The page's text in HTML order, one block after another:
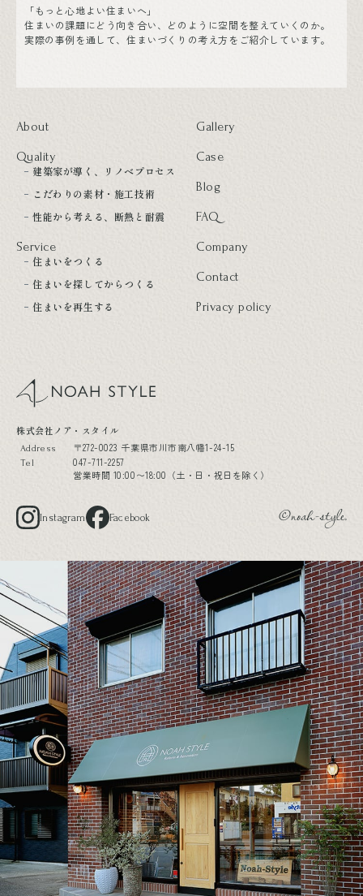
「もっと心地よい住まいへ」
住まいの課題にどう向き合い、どのように空間を整えていくのか。
実際の事例を通して、住まいづくりの考え方をご紹介しています。
About
Quality
建築家が導く、リノベプロセス
こだわりの素材・施工技術
性能から考える、断熱と耐震
Service
住まいをつくる
住まいを探してからつくる
住まいを再生する
Gallery
Case
Blog
FAQ
Company
Contact
Privacy policy
noah style
株式会社ノア・スタイル
Address 〒272-0023 千葉県市川市南八幡1-24-15
Tel
047-711-2257
営業時間 10:00〜18:00（土・日・祝日を除く）
Instagram Facebook